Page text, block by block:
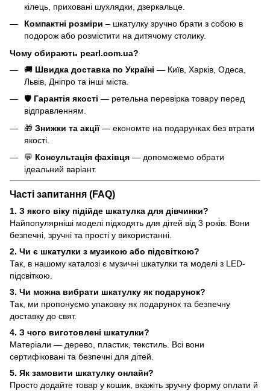
кілець, приховані шухлядки, дзеркальце.
Компактні розміри – шкатулку зручно брати з собою в
подорож або розмістити на дитячому столику.
Чому обирають pearl.com.ua?
🚚 Швидка доставка по Україні — Київ, Харків, Одеса,
Львів, Дніпро та інші міста.
🛡️ Гарантія якості — ретельна перевірка товару перед
відправленням.
🎁 Знижки та акції— економте на подарунках без втрати
якості.
💬 Консультація фахівця — допоможемо обрати
ідеальний варіант.
Часті запитання (FAQ)
1. З якого віку підійде шкатулка для дівчинки?
Найпопулярніші моделі підходять для дітей від 3 років. Вони
безпечні, зручні та прості у використанні.
2. Чи є шкатулки з музикою або підсвіткою?
Так, в нашому каталозі є музичні шкатулки та моделі з LED-
підсвіткою.
3. Чи можна вибрати шкатулку як подарунок?
Так, ми пропонуємо упаковку як подарунок та безпечну
доставку до свят.
4. З чого виготовлені шкатулки?
Матеріали — дерево, пластик, текстиль. Всі вони
сертифіковані та безпечні для дітей.
5. Як замовити шкатулку онлайн?
Просто додайте товар у кошик, вкажіть зручну форму оплати й